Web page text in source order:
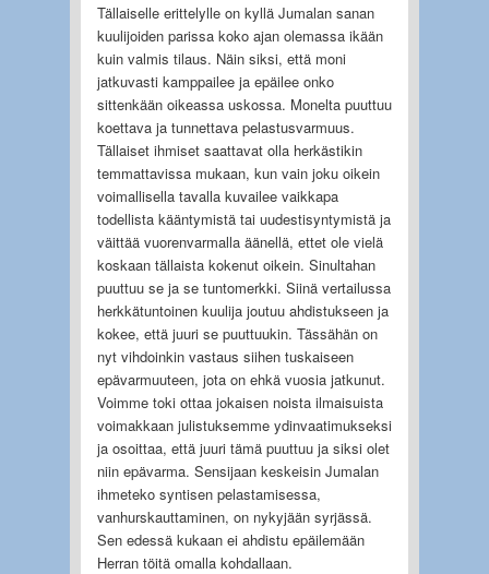
Tällaiselle erittelylle on kyllä Jumalan sanan
kuulijoiden parissa koko ajan olemassa ikään
kuin valmis tilaus. Näin siksi, että moni
jatkuvasti kamppailee ja epäilee onko
sittenkään oikeassa uskossa. Monelta puuttuu
koettava ja tunnettava pelastusvarmuus.
Tällaiset ihmiset saattavat olla herkästikin
temmattavissa mukaan, kun vain joku oikein
voimallisella tavalla kuvailee vaikkapa
todellista kääntymistä tai uudestisyntymistä ja
väittää vuorenvarmalla äänellä, ettet ole vielä
koskaan tällaista kokenut oikein. Sinultahan
puuttuu se ja se tuntomerkki. Siinä vertailussa
herkkätuntoinen kuulija joutuu ahdistukseen ja
kokee, että juuri se puuttuukin. Tässähän on
nyt vihdoinkin vastaus siihen tuskaiseen
epävarmuuteen, jota on ehkä vuosia jatkunut.
Voimme toki ottaa jokaisen noista ilmaisuista
voimakkaan julistuksemme ydinvaatimukseksi
ja osoittaa, että juuri tämä puuttuu ja siksi olet
niin epävarma. Sensijaan keskeisin Jumalan
ihmeteko syntisen pelastamisessa,
vanhurskauttaminen, on nykyjään syrjässä.
Sen edessä kukaan ei ahdistu epäilemään
Herran töitä omalla kohdallaan.